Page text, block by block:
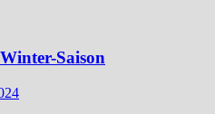
Saison